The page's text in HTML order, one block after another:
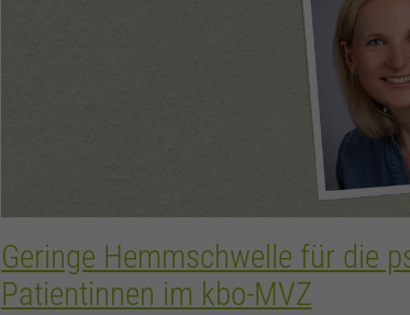
Geringe Hemmschwelle für die
Patientinnen im kbo-MVZ